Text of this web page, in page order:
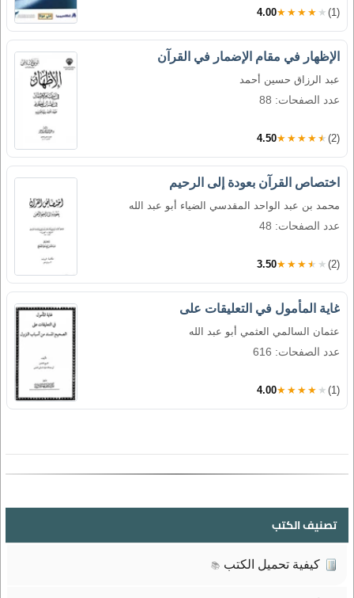
4.00★★★★★ (1)
الإظهار في مقام الإضمار في القرآن
عبد الرزاق حسين أحمد
عدد الصفحات: 88
4.50★★★★★ (2)
اختصاص القرآن بعودة إلى الرحيم
محمد بن عبد الواحد المقدسي الضياء أبو عبد الله
عدد الصفحات: 48
3.50★★★★★ (2)
غاية المأمول في التعليقات على
عثمان السالمي العثمي أبو عبد الله
عدد الصفحات: 616
4.00★★★★★ (1)
تصنيف الكتب
كيفية تحميل الكتب 📚